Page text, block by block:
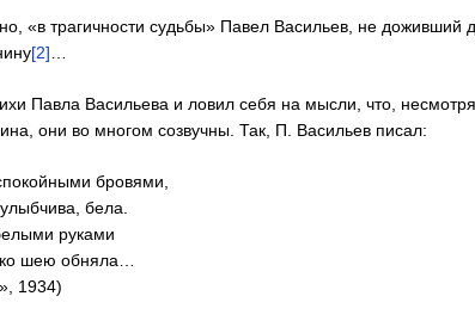
«в трагичности судьбы» Павел Васильев, не доживший
[2]…
Павла Васильева и ловил себя на мысли, что,
они во многом созвучны. Так, П. Васильев писал:
бровями,
бела.
руками
шею обняла…
1934)